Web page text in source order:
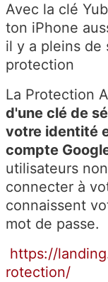
Avec la clé
ton iPhone
il y a pleins de
protection
La Protection
d'une clé de
votre identité
compte
utilisateurs
connecter à
connaissent
mot de passe.
https://
rotection/